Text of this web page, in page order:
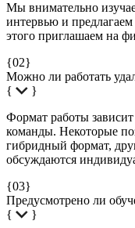
Мы внимательно
интервью и
этого приглашаем на
{02}
Можно ли работать
{
}
Формат работы
команды. Некоторые
гибридный формат,
обсуждаются
{03}
Предусмотрено ли
{
}